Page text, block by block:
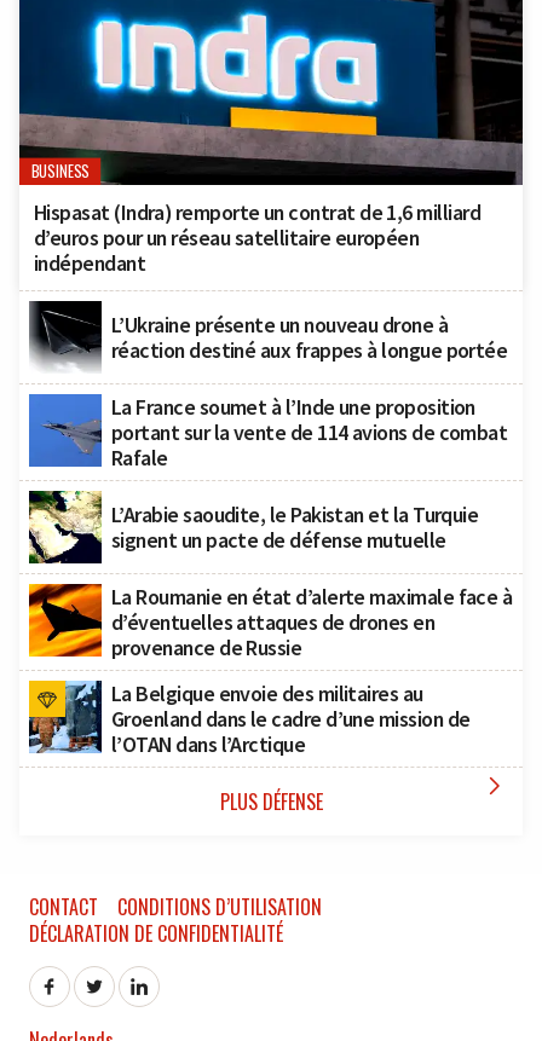
BUSINESS
Hispasat (Indra) remporte un contrat de 1,6 milliard
d’euros pour un réseau satellitaire européen
indépendant
L’Ukraine présente un nouveau drone à
réaction destiné aux frappes à longue portée
La France soumet à l’Inde une proposition
portant sur la vente de 114 avions de combat
Rafale
L’Arabie saoudite, le Pakistan et la Turquie
signent un pacte de défense mutuelle
La Roumanie en état d’alerte maximale face à
d’éventuelles attaques de drones en
provenance de Russie
La Belgique envoie des militaires au
Groenland dans le cadre d’une mission de
l’OTAN dans l’Arctique
PLUS DÉFENSE 
CONTACT
CONDITIONS D’UTILISATION
DÉCLARATION DE CONFIDENTIALITÉ